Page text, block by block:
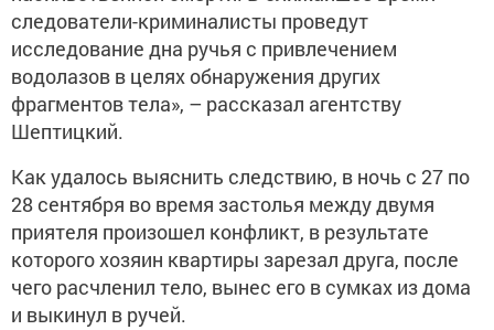
следователи-криминалисты проведут
исследование дна ручья с привлечением
водолазов в целях обнаружения других
фрагментов тела», – рассказал агентству
Шептицкий.
Как удалось выяснить следствию, в ночь с 27 по
28 сентября во время застолья между двумя
приятеля произошел конфликт, в результате
которого хозяин квартиры зарезал друга, после
чего расчленил тело, вынес его в сумках из дома
и выкинул в ручей.